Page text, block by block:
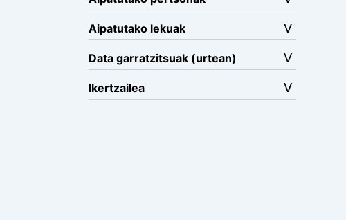
Aipatutako lekuak
Data garratzitsuak (urtean)
Ikertzailea